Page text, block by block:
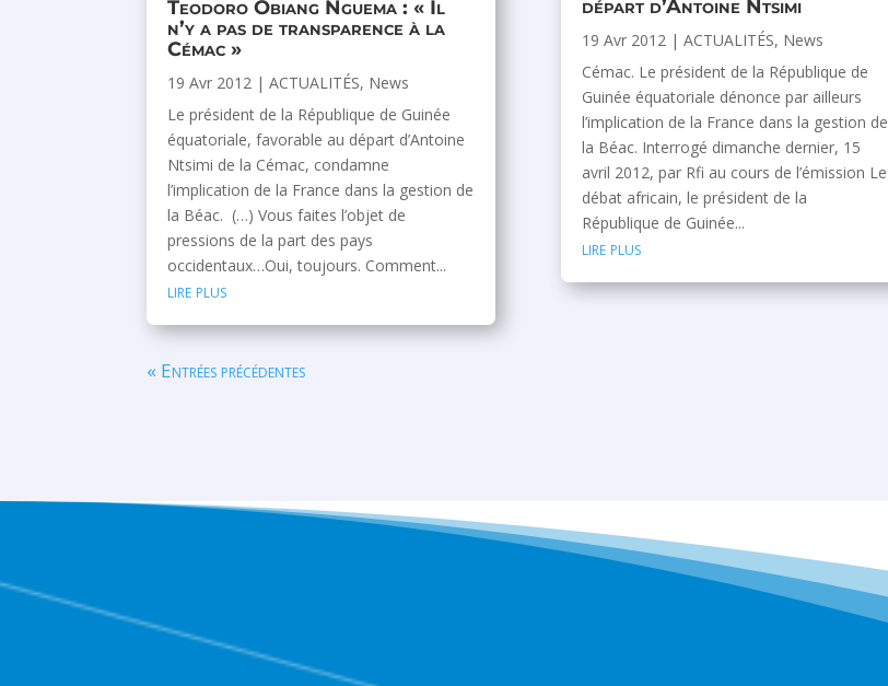
Teodoro Obiang Nguema : « Il
n’y a pas de transparence à la
Cémac »
19 Avr 2012 |ACTUALITÉS, News
Le président de la République de Guinée
équatoriale, favorable au départ d’Antoine
Ntsimi de la Cémac, condamne
l’implication de la France dans la gestion de
la Béac. (…) Vous faites l’objet de
pressions de la part des pays
occidentaux…Oui, toujours. Comment...
lire plus
départ d’Antoine Ntsimi
19 Avr 2012| ACTUALITÉS, News
Cémac. Le président de la République de
Guinée équatoriale dénonce par ailleurs
l’implication de la France dans la gestion de
la Béac. Interrogé dimanche dernier, 15
avril 2012, par Rfi au cours de l’émission Le
débat africain, le président de la
République de Guinée...
lire plus
« Entrées précédentes